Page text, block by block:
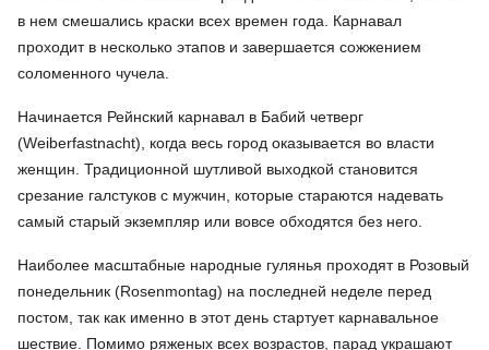
в нем смешались краски всех времен года. Карнавал
проходит в несколько этапов и завершается сожжением
соломенного чучела.
Начинается Рейнский карнавал в Бабий четверг
(Weiberfastnacht), когда весь город оказывается во власти
женщин. Традиционной шутливой выходкой становится
срезание галстуков с мужчин, которые стараются надевать
самый старый экземпляр или вовсе обходятся без него.
Наиболее масштабные народные гулянья проходят в Розовый
понедельник (Rosenmontag) на последней неделе перед
постом, так как именно в этот день стартует карнавальное
шествие. Помимо ряженых всех возрастов, парад украшают